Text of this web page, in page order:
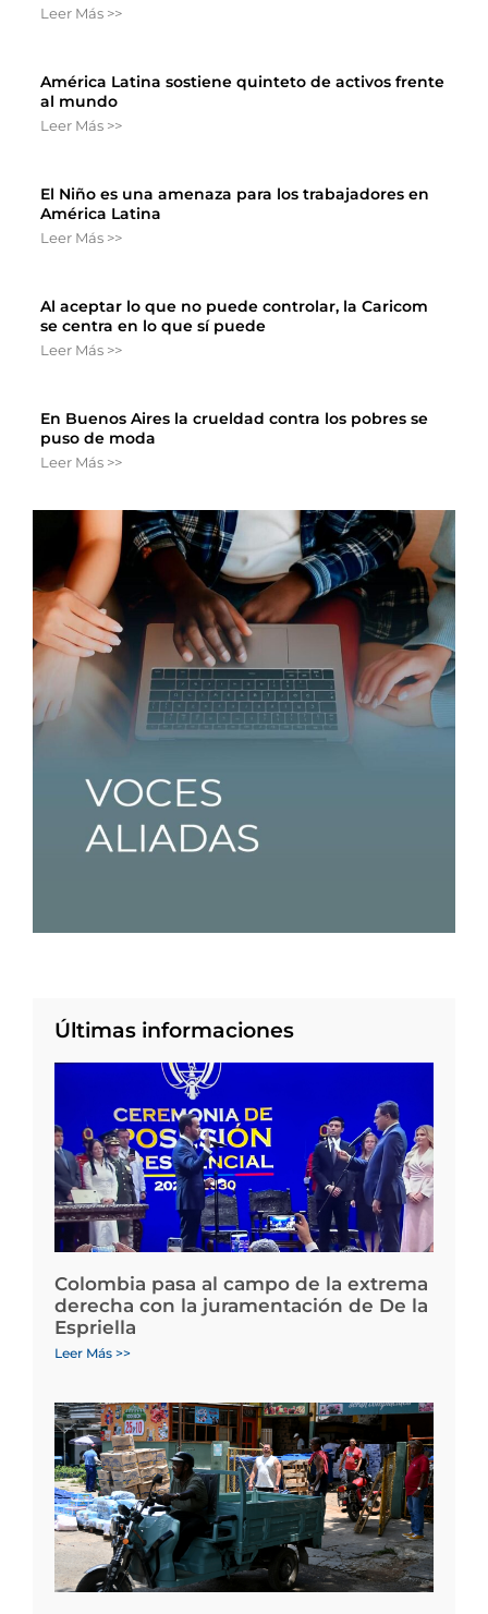
Leer Más >>
América Latina sostiene quinteto de activos frente
al mundo
Leer Más >>
El Niño es una amenaza para los trabajadores en
América Latina
Leer Más >>
Al aceptar lo que no puede controlar, la Caricom
se centra en lo que sí puede
Leer Más >>
En Buenos Aires la crueldad contra los pobres se
puso de moda
Leer Más >>
Últimas informaciones
Colombia pasa al campo de la extrema
derecha con la juramentación de De la
Espriella
Leer Más >>